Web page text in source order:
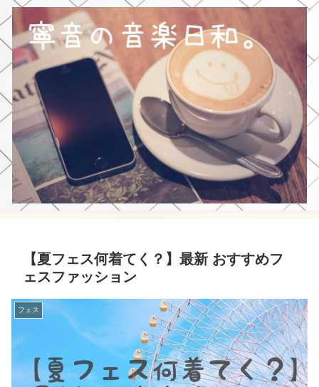
【夏フェス何着てく？】最新 おすすめフ
ェスファッション
フェス